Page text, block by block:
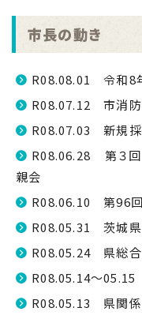
市長の動き
R08.08.01 令和8
R08.07.12 市消防
R08.07.03 新規採
R08.06.28 第３回
親会
R08.06.10 第96
R08.05.31 茨城県
R08.05.24 県総合
R08.05.14～
R08.05.13 県関係